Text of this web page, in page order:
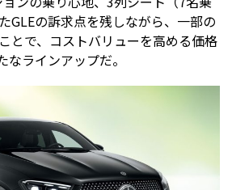
GLEの訴求点を残しながら、一部の
とで、コストバリューを高める価格
なラインアップだ。